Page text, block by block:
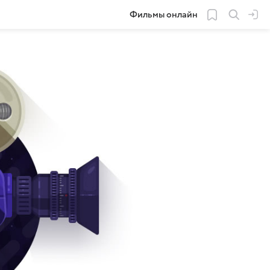
Фильмы онлайн